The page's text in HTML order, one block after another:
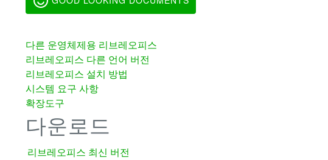
다른 운영체제용 리브레오피스
리브레오피스 다른 언어 버전
리브레오피스 설치 방법
시스템 요구 사항
확장도구
다운로드
리브레오피스 최신 버전